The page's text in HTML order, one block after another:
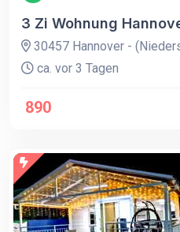
3 Zi Wohnung
30457 Hannover -
ca. vor 3 Tagen
890